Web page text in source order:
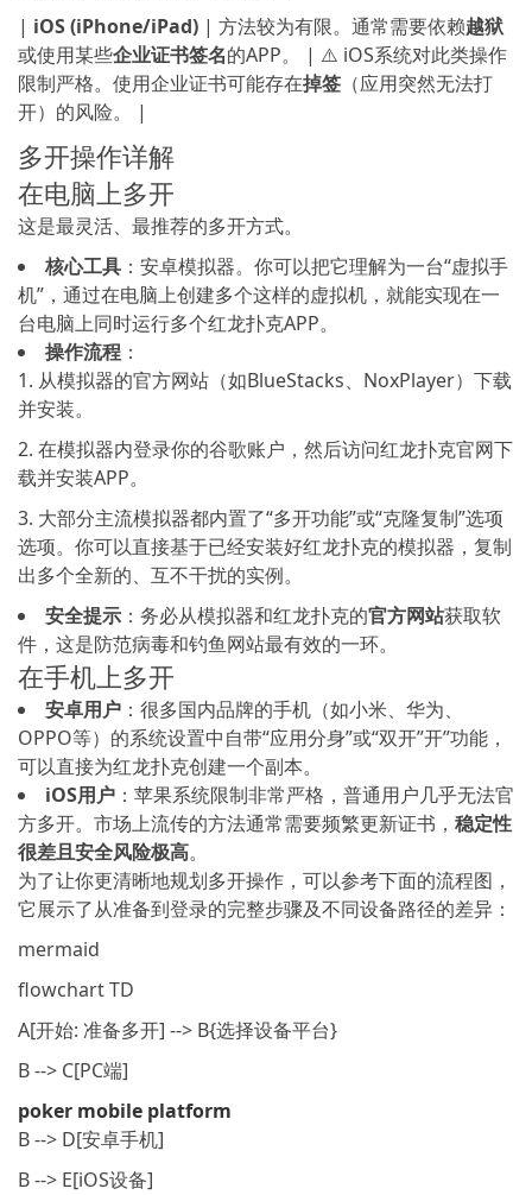
| iOS (iPhone/iPad) | 方法较为有限。通常需要依赖越狱
或使用某些企业证书签名的APP。 | ⚠️ iOS系统对此类操作
限制严格。使用企业证书可能存在掉签 （应用突然无法打
开）的风险。 |
多开操作详解
在电脑上多开
这是最灵活、最推荐的多开方式。
核心工具 ：安卓模拟器。你可以把它理解为一台“虚拟手
机”，通过在电脑上创建多个这样的虚拟机，就能实现在一
台电脑上同时运行多个红龙扑克APP。
操作流程 ：
1. 从模拟器的官方网站（如BlueStacks、NoxPlayer）下载
并安装。
2. 在模拟器内登录你的谷歌账户，然后访问红龙扑克官网下
载并安装APP。
3. 大部分主流模拟器都内置了“多开功能”或“克隆复制”选项
选项。你可以直接基于已经安装好红龙扑克的模拟器，复制
出多个全新的、互不干扰的实例。
安全提示 ：务必从模拟器和红龙扑克的官方网站获取软
件，这是防范病毒和钓鱼网站最有效的一环。
在手机上多开
安卓用户 ：很多国内品牌的手机（如小米、华为、
OPPO等）的系统设置中自带“应用分身”或“双开”开”功能，
可以直接为红龙扑克创建一个副本。
iOS用户 ：苹果系统限制非常严格，普通用户几乎无法官
方多开。市场上流传的方法通常需要频繁更新证书， 稳定性
很差且安全风险极高。
为了让你更清晰地规划多开操作，可以参考下面的流程图，
它展示了从准备到登录的完整步骤及不同设备路径的差异：
mermaid
flowchart TD
A[开始: 准备多开] --> B{选择设备平台}
B --> C[PC端]
poker mobile platform
B --> D[安卓手机]
B --> E[iOS设备]